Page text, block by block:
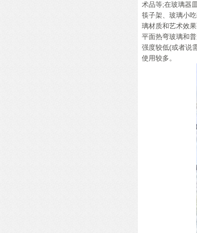
术品等;在玻璃器
筷子架、玻璃小
璃材质和艺术效果
平面热弯玻璃和
强度较低(或者说
使用较多。